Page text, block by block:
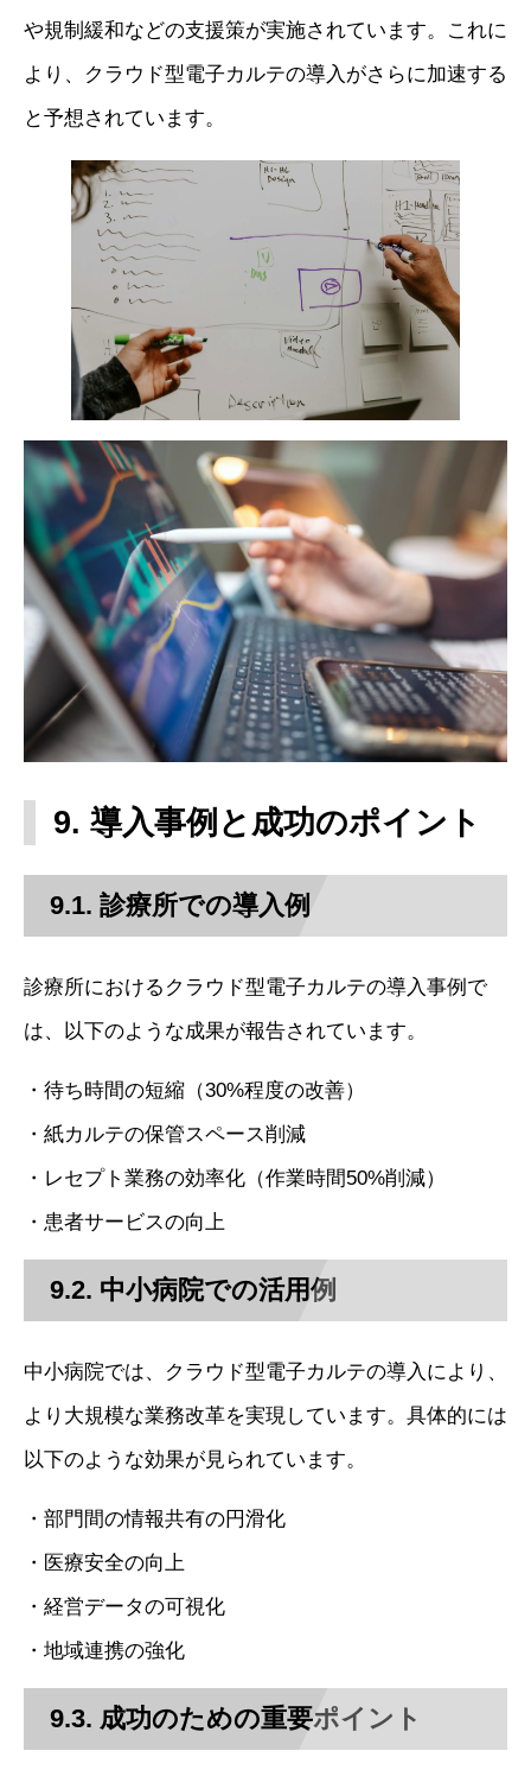
や規制緩和などの支援策が実施されています。これに
より、クラウド型電子カルテの導入がさらに加速する
と予想されています。
9. 導入事例と成功のポイント
9.1. 診療所での導入例
診療所におけるクラウド型電子カルテの導入事例で
は、以下のような成果が報告されています。
・待ち時間の短縮（30%程度の改善）
・紙カルテの保管スペース削減
・レセプト業務の効率化（作業時間50%削減）
・患者サービスの向上
9.2. 中小病院での活用例
中小病院では、クラウド型電子カルテの導入により、
より大規模な業務改革を実現しています。具体的には
以下のような効果が見られています。
・部門間の情報共有の円滑化
・医療安全の向上
・経営データの可視化
・地域連携の強化
9.3. 成功のための重要ポイント